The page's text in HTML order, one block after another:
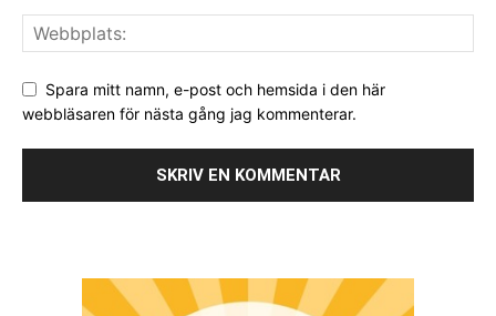
Spara mitt namn, e-post och hemsida i den här
webbläsaren för nästa gång jag kommenterar.